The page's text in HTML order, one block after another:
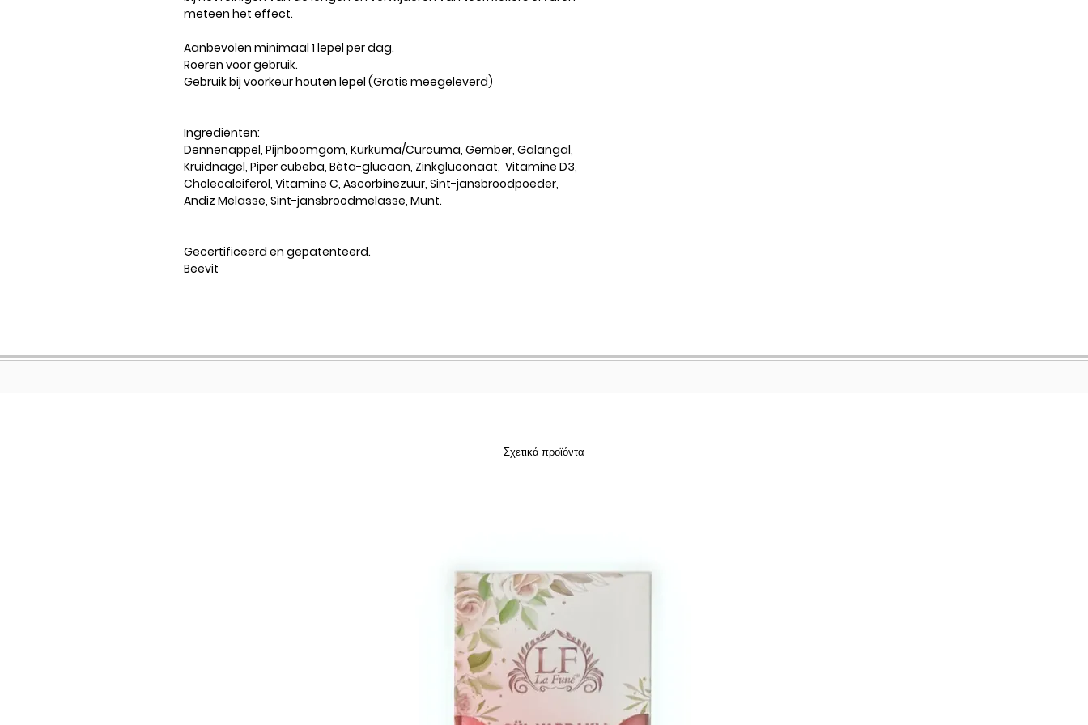
meteen het effect.
Aanbevolen minimaal 1 lepel per dag.
Roeren voor gebruik.
Gebruik bij voorkeur houten lepel (Gratis meegeleverd)
Ingrediënten:
Dennenappel, Pijnboomgom, Kurkuma/Curcuma, Gember, Galangal,
Kruidnagel, Piper cubeba, Bèta-glucaan, Zinkgluconaat, Vitamine D3,
Cholecalciferol, Vitamine C, Ascorbinezuur, Sint-jansbroodpoeder,
Andiz Melasse, Sint-jansbroodmelasse, Munt.
Gecertificeerd en gepatenteerd.
Beevit
Σχετικά προϊόντα